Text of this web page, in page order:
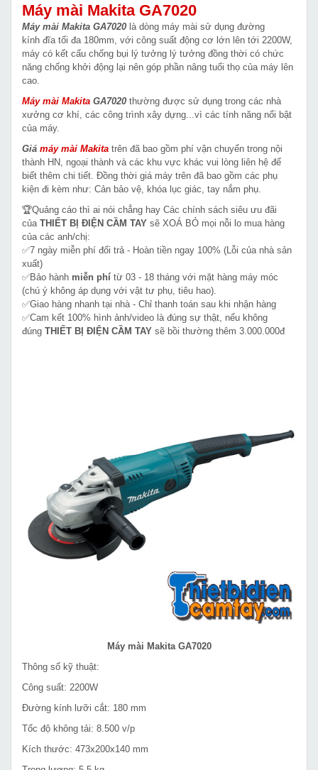
Máy mài Makita GA7020
Máy mài Makita GA7020 là dòng máy mài sử dụng đường
kính đĩa tối đa 180mm, với công suất động cơ lớn lên tới 2200W,
máy có kết cấu chống bụi lý tưởng lý tưởng đồng thời có chức
năng chống khởi động lại nên góp phần nâng tuổi thọ của máy lên
cao.
Máy mài Makita GA7020 thường được sử dụng trong các nhà
xưởng cơ khí, các công trình xây dựng...vì các tính năng nổi bật
của máy.
Giá máy mài Makita trên đã bao gồm phí vận chuyển trong nội
thành HN, ngoại thành và các khu vực khác vui lòng liên hệ để
biết thêm chi tiết. Đồng thời giá máy trên đã bao gồm các phụ
kiện đi kèm như: Cản bảo vệ, khóa lục giác, tay nắm phụ.
🏆Quảng cáo thì ai nói chẳng hay Các chính sách siêu ưu đãi
của THIẾT BỊ ĐIỆN CẦM TAY sẽ XOÁ BỎ mọi nỗi lo mua hàng
của các anh/chị:
✅7 ngày miễn phí đổi trả - Hoàn tiền ngay 100% (Lỗi của nhà sản
xuất)
✅Bảo hành miễn phí từ 03 - 18 tháng với mặt hàng máy móc
(chú ý không áp dụng với vật tư phụ, tiêu hao).
✅Giao hàng nhanh tại nhà - Chỉ thanh toán sau khi nhận hàng
✅Cam kết 100% hình ảnh/video là đúng sự thật, nếu không
đúng THIẾT BỊ ĐIỆN CẦM TAY sẽ bồi thường thêm 3.000.000đ
Máy mài Makita GA7020
Thông số kỹ thuật:
Công suất: 2200W
Đường kính lưỡi cắt: 180 mm
Tốc độ không tải: 8.500 v/p
Kích thước: 473x200x140 mm